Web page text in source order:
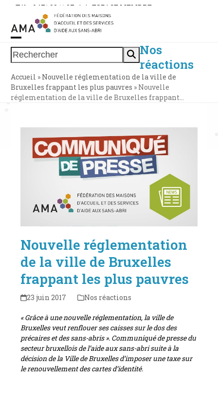
Skip
content
Tél. : 0471 38 11 37 | | ESPACE MEMBRE
Rechercher
Open
mobile
menu
Close
mobile
menu
Nos
réactions
Accueil » Nouvelle réglementation de la ville de
Bruxelles frappant les plus pauvres » Nouvelle
réglementation de la ville de Bruxelles frappant…
Nouvelle réglementation
de la ville de Bruxelles
frappant les plus pauvres
23 juin 2017 Nos réactions
« Grâce à une nouvelle réglementation, la ville de
Bruxelles veut renflouer ses caisses sur le dos des
précaires et des sans-abris ». Communiqué de presse du
secteur bruxellois de l’aide aux sans-abri suite à la
décision de la Ville de Bruxelles d’imposer une taxe sur
le renouvellement des cartes d’identité.